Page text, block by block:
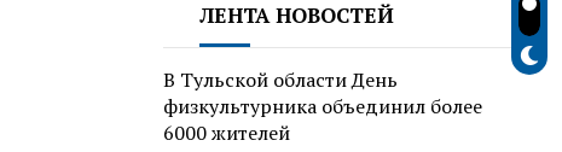
ЛЕНТА НОВОСТЕЙ
В Тульской области День
физкультурника объединил более
6000 жителей